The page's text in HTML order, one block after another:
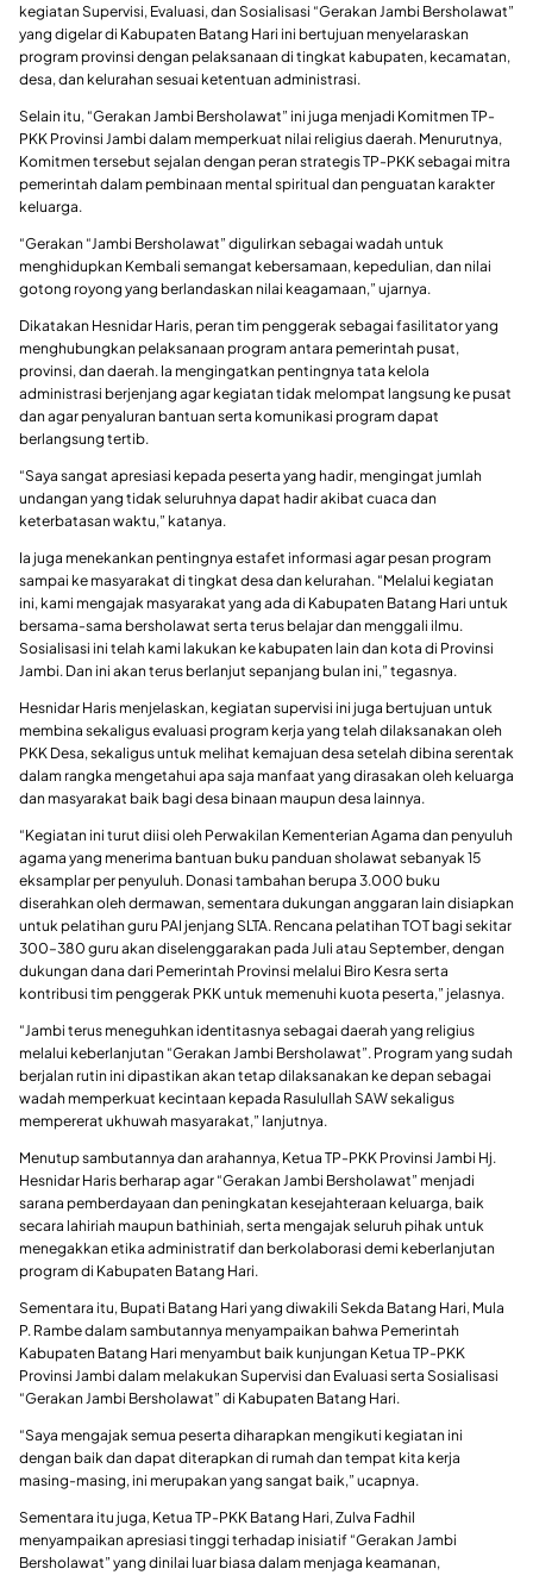
kegiatan Supervisi, Evaluasi, dan Sosialisasi “Gerakan Jambi Bersholawat”
yang digelar di Kabupaten Batang Hari ini bertujuan menyelaraskan
program provinsi dengan pelaksanaan di tingkat kabupaten, kecamatan,
desa, dan kelurahan sesuai ketentuan administrasi.
Selain itu, “Gerakan Jambi Bersholawat” ini juga menjadi Komitmen TP-
PKK Provinsi Jambi dalam memperkuat nilai religius daerah. Menurutnya,
Komitmen tersebut sejalan dengan peran strategis TP-PKK sebagai mitra
pemerintah dalam pembinaan mental spiritual dan penguatan karakter
keluarga.
“Gerakan “Jambi Bersholawat” digulirkan sebagai wadah untuk
menghidupkan Kembali semangat kebersamaan, kepedulian, dan nilai
gotong royong yang berlandaskan nilai keagamaan,” ujarnya.
Dikatakan Hesnidar Haris, peran tim penggerak sebagai fasilitator yang
menghubungkan pelaksanaan program antara pemerintah pusat,
provinsi, dan daerah. Ia mengingatkan pentingnya tata kelola
administrasi berjenjang agar kegiatan tidak melompat langsung ke pusat
dan agar penyaluran bantuan serta komunikasi program dapat
berlangsung tertib.
“Saya sangat apresiasi kepada peserta yang hadir, mengingat jumlah
undangan yang tidak seluruhnya dapat hadir akibat cuaca dan
keterbatasan waktu,” katanya.
Ia juga menekankan pentingnya estafet informasi agar pesan program
sampai ke masyarakat di tingkat desa dan kelurahan. “Melalui kegiatan
ini, kami mengajak masyarakat yang ada di Kabupaten Batang Hari untuk
bersama-sama bersholawat serta terus belajar dan menggali ilmu.
Sosialisasi ini telah kami lakukan ke kabupaten lain dan kota di Provinsi
Jambi. Dan ini akan terus berlanjut sepanjang bulan ini,” tegasnya.
Hesnidar Haris menjelaskan, kegiatan supervisi ini juga bertujuan untuk
membina sekaligus evaluasi program kerja yang telah dilaksanakan oleh
PKK Desa, sekaligus untuk melihat kemajuan desa setelah dibina serentak
dalam rangka mengetahui apa saja manfaat yang dirasakan oleh keluarga
dan masyarakat baik bagi desa binaan maupun desa lainnya.
“Kegiatan ini turut diisi oleh Perwakilan Kementerian Agama dan penyuluh
agama yang menerima bantuan buku panduan sholawat sebanyak 15
eksamplar per penyuluh. Donasi tambahan berupa 3.000 buku
diserahkan oleh dermawan, sementara dukungan anggaran lain disiapkan
untuk pelatihan guru PAI jenjang SLTA. Rencana pelatihan TOT bagi sekitar
300–380 guru akan diselenggarakan pada Juli atau September, dengan
dukungan dana dari Pemerintah Provinsi melalui Biro Kesra serta
kontribusi tim penggerak PKK untuk memenuhi kuota peserta,” jelasnya.
“Jambi terus meneguhkan identitasnya sebagai daerah yang religius
melalui keberlanjutan “Gerakan Jambi Bersholawat”. Program yang sudah
berjalan rutin ini dipastikan akan tetap dilaksanakan ke depan sebagai
wadah memperkuat kecintaan kepada Rasulullah SAW sekaligus
mempererat ukhuwah masyarakat,” lanjutnya.
Menutup sambutannya dan arahannya, Ketua TP-PKK Provinsi Jambi Hj.
Hesnidar Haris berharap agar “Gerakan Jambi Bersholawat” menjadi
sarana pemberdayaan dan peningkatan kesejahteraan keluarga, baik
secara lahiriah maupun bathiniah, serta mengajak seluruh pihak untuk
menegakkan etika administratif dan berkolaborasi demi keberlanjutan
program di Kabupaten Batang Hari.
Sementara itu, Bupati Batang Hari yang diwakili Sekda Batang Hari, Mula
P. Rambe dalam sambutannya menyampaikan bahwa Pemerintah
Kabupaten Batang Hari menyambut baik kunjungan Ketua TP-PKK
Provinsi Jambi dalam melakukan Supervisi dan Evaluasi serta Sosialisasi
“Gerakan Jambi Bersholawat” di Kabupaten Batang Hari.
“Saya mengajak semua peserta diharapkan mengikuti kegiatan ini
dengan baik dan dapat diterapkan di rumah dan tempat kita kerja
masing-masing, ini merupakan yang sangat baik,” ucapnya.
Sementara itu juga, Ketua TP-PKK Batang Hari, Zulva Fadhil
menyampaikan apresiasi tinggi terhadap inisiatif “Gerakan Jambi
Bersholawat” yang dinilai luar biasa dalam menjaga keamanan,